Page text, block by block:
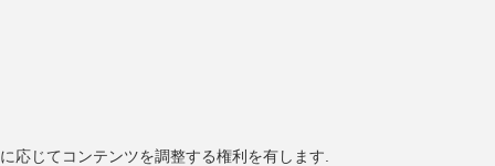
応じてコンテンツを調整する権利を有します.